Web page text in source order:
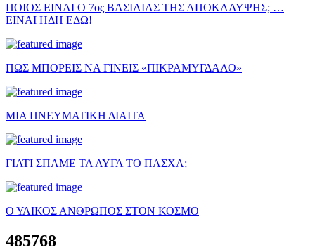
ΠΟΙΟΣ ΕΙΝΑΙ Ο 7ος ΒΑΣΙΛΙΑΣ ΤΗΣ ΑΠΟΚΑΛΥΨΗΣ; …
ΕΙΝΑΙ ΗΔΗ ΕΔΩ!
ΠΩΣ ΜΠΟΡΕΙΣ ΝΑ ΓΙΝΕΙΣ «ΠΙΚΡΑΜΥΓΔΑΛΟ»
ΜΙΑ ΠΝΕΥΜΑΤΙΚΗ ΔΙΑΙΤΑ
ΓΙΑΤΙ ΣΠΑΜΕ ΤΑ ΑΥΓΑ ΤΟ ΠΑΣΧΑ;
Ο ΥΛΙΚΟΣ ΑΝΘΡΩΠΟΣ ΣΤΟΝ ΚΟΣΜΟ
485768